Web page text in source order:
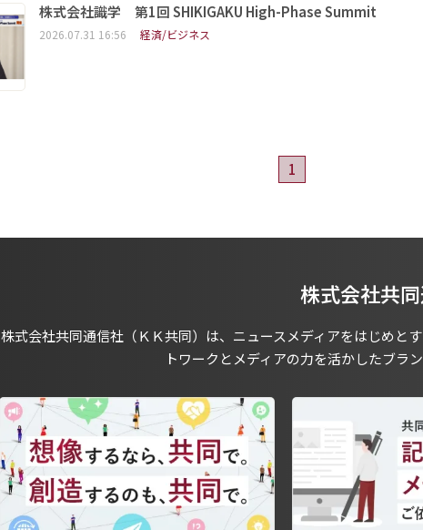
株式会社識学 第1回 SHIKIGAKU High-Phase Summit
2026.07.31 16:56 経済/ビジネス
1
株式会社共
株式会社共同通信社（ＫＫ共同）は、ニュースメディアをはじめと
トワークとメディアの力を活かしたブラ